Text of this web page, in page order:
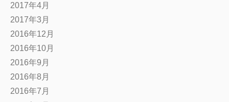
2017年4月
2017年3月
2016年12月
2016年10月
2016年9月
2016年8月
2016年7月